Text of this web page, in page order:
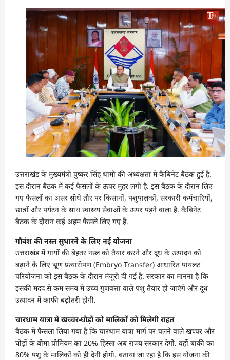
उत्तराखंड के मुख्यमंत्री पुष्कर सिंह धामी की अध्यक्षता में कैबिनेट बैठक हुई है.
इस दौरान बैठक में कई फैसलों के ऊपर मुहर लगी है. इस बैठक के दौरान लिए
गए फैसलों का असर सीधे तौर पर किसानों, पशुपालकों, सरकारी कर्मचारियों,
छात्रों और पर्यटन के साथ स्वास्थ्य सेवाओं के ऊपर पड़ने वाला है. कैबिनेट
बैठक के दौरान कई अहम फैसले लिए गए हैं.
गौवंश की नस्ल सुधारने के लिए नई योजना
उत्तराखंड में गायों की बेहतर नस्ल को तैयार करने और दूध के उत्पादन को
बढ़ाने के लिए भ्रूण प्रत्यारोपण (Embryo Transfer) आधारित पायलट
परियोजना को इस बैठक के दौरान मंजूरी दी गई है. सरकार का मानना है कि
इसकी मदद से कम समय में उच्च गुणवत्ता वाले पशु तैयार हो जाएंगे और दूध
उत्पादन में काफी बढ़ोतरी होगी.
चारधाम यात्रा में खच्चर-घोड़ों को मालिकों को मिलेगी राहत
बैठक में फैसला लिया गया है कि चारधाम यात्रा मार्ग पर चलने वाले खच्चर और
घोड़ों के बीमा प्रीमियम का 20% हिस्सा अब राज्य सरकार देगी. वहीं बाकी का
80% पशु के मालिकों को ही देनी होगी. बताया जा रहा है कि इस योजना की